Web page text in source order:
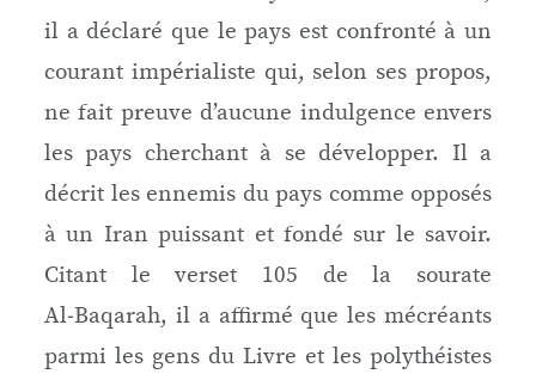
il a déclaré que le pays est confronté à un
courant impérialiste qui, selon ses propos,
ne fait preuve d’aucune indulgence envers
les pays cherchant à se développer. Il a
décrit les ennemis du pays comme opposés
à un Iran puissant et fondé sur le savoir.
Citant le verset 105 de la sourate
Al‑Baqarah, il a affirmé que les mécréants
parmi les gens du Livre et les polythéistes